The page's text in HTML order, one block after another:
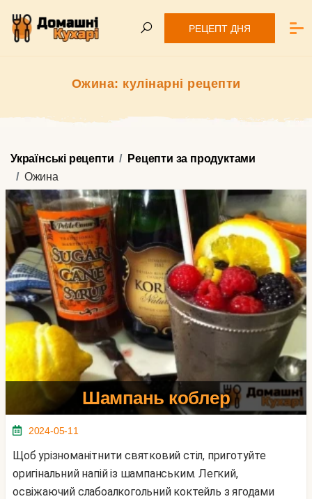
РЕЦЕПТ ДНЯ
Ожина: кулінарні рецепти
Українські рецепти
Рецепти за продуктами
Ожина
Шампань коблер
2024-05-11
Щоб урізноманітнити святковий стіл, приготуйте
оригінальний напій із шампанським. Легкий,
освіжаючий слабоалкогольний коктейль з ягодами